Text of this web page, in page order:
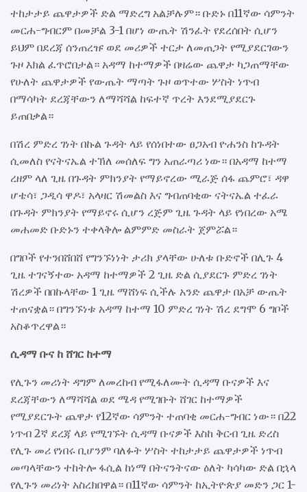
ተከታታይ ጨዋታዎች ድል ማድረግ አልቻሉም። ቡድኑ በ11ኛው ሳምንት
መርሐ-ግብርም በመቻል 3-1 በሆነ ውጤት ሽንፈት የደረሰበት ሲሆን
ይህም በደረጃ ሰንጠረዡ ወደ መሪዎች ተርታ ለመጠጋት የሚያደርገውን
ጉዞ እክል ፈጥሮበታል። አዳማ ከተማዎች በዛሬው ጨዋታ ካጋጠማቸው
የሁለት ጨዋታዎች የውጤት ማጣት ጉዞ ወጥተው ሦስት ነጥብ
በማሳካት ደረጃቸውን ለማሻሻል ከፍተኛ ጥረት እንደሚያደርጉ
ይጠበቃል።
በሽረ ምድረ ገነት በኩል ጉዳት ላይ የሰነበተው ፀጋአብ ዮሐንስ ከጉዳት
ሲመለስ የናትናኤል ተኽለ መሰለፍ ግን አጠራጣሪ ነው። በአዳማ ከተማ
ረዘም ላለ ጊዜ በጉዳት ምክንያት የማይኖረው ሚራጅ ሰፋ ጨምሮ፣ ዳዋ
ሆቴሳ፣ ጋዲሳ ዋዶ፣ አላዛር ሽመልስ እና ግብጠባቂው ናትናኤል ተፈራ
በጉዳት ምክንያት የማይኖሩ ሲሆን ረጅም ጊዜ ጉዳት ላይ የነበረው አሜ
መሐመድ ቡድኑን ተቀላቅሎ ልምምድ መስራት ጀምሯል።
በግቦች የተንበሸበሸ የግንኙነነት ታሪክ ያላቸው ሁለቱ ቡድኖች በሊጉ 4
ጊዜ ተገናኝተው አዳማ ከተማዎች 2 ጊዜ ድል ሲያደርጉ ምድረ ገነት
ሽረዎች በበኩላቸው 1 ጊዜ ማሸነፍ ሲችሉ አንድ ጨዋታ በአቻ ውጤት
ተጠናቋል። በግንኙነቱ አዳማ ከተማ 10 ምድረ ገነት ሽረ ደግሞ 6 ግቦች
አስቆጥረዋል።
ሲዳማ ቡና ከ ሸገር ከተማ
የሊጉን መሪነት ዳግም ለመረከብ የሚፋለሙት ሲዳማ ቡናዎች እና
ደረጃቸውን ለማሻሻል ወደ ሜዳ የሚገቡት ሸገር ከተማዎች
የሚያደርጉት ጨዋታ የ12ኛው ሳምንት ተጠባቂ መርሐ-ግብር ነው። በ22
ነጥብ 2ኛ ደረጃ ላይ የሚገኙት ሲዳማ ቡናዎች እስከ ቅርብ ጊዜ ድረስ
የሊጉ መሪ የነበሩ ቢሆንም ባለፉት ሦስት ተከታታይ ጨዋታዎች ነጥብ
መጣላቸውን ተከትሎ ፋሲል ከነማ በትናንትናው ዕለት ካሳካው ድል በኋላ
የሊጉን መሪነት አስረክበዋል። በ11ኛው ሳምንት ከኢትዮጵያ መድን ጋር 1-